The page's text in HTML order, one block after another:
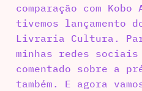
comparação com
tivemos lançamento
Livraria Cultura. Para
minhas redes
comentado sobre a
também. E agora